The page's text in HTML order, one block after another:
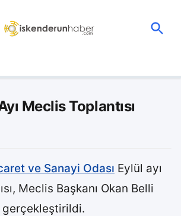
Meclis Toplantısı
ve Sanayi Odası Eylül ayı
Meclis Başkanı Okan Belli
gerçekleştirildi.